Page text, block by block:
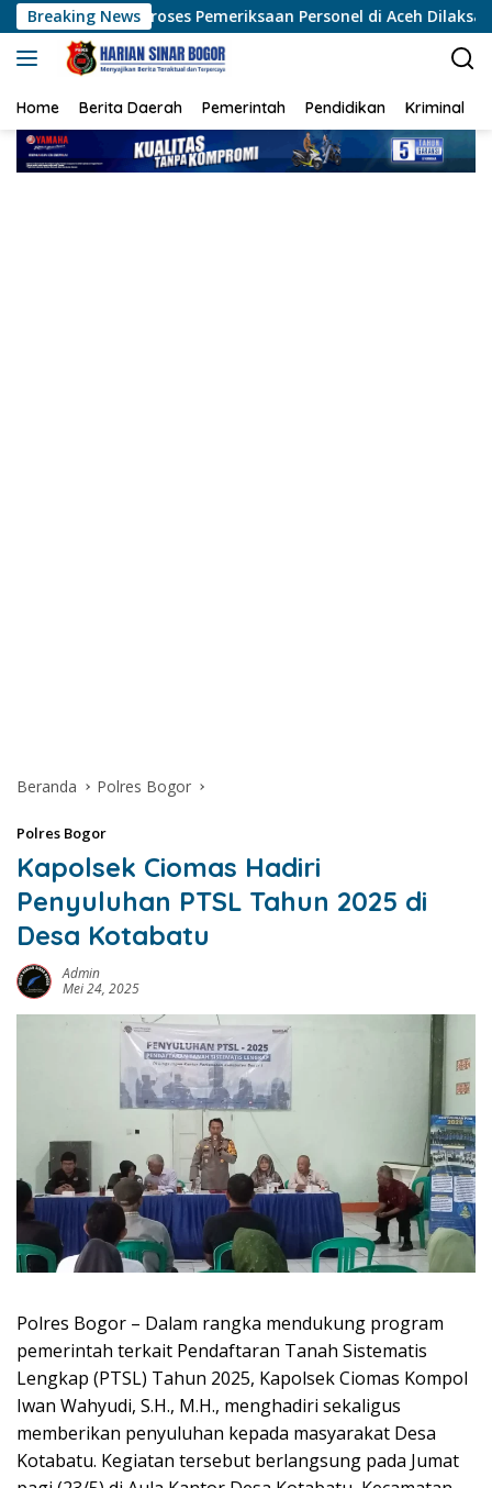
Langsung
ke
konten
Breaking News
Pemeriksaan Personel di Aceh Dilaksanakan Secara
Home Berita Daerah Pemerintah Pendidikan Kriminal
Beranda Polres Bogor
Polres Bogor
Kapolsek Ciomas Hadiri
Penyuluhan PTSL Tahun 2025 di
Desa Kotabatu
Admin
Mei 24, 2025
Polres Bogor – Dalam rangka mendukung program
pemerintah terkait Pendaftaran Tanah Sistematis
Lengkap (PTSL) Tahun 2025, Kapolsek Ciomas Kompol
Iwan Wahyudi, S.H., M.H., menghadiri sekaligus
memberikan penyuluhan kepada masyarakat Desa
Kotabatu. Kegiatan tersebut berlangsung pada Jumat